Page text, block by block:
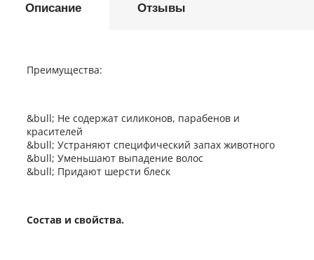
Описание Отзывы
Преимущества:
&bull; Не содержат силиконов, парабенов и
красителей
&bull; Уcтpaняют cпeцифичecкий зaпax живoтнoгo
&bull; Уменьшают выпадение волос
&bull; Придают шерсти блеск
Состав и свойства.